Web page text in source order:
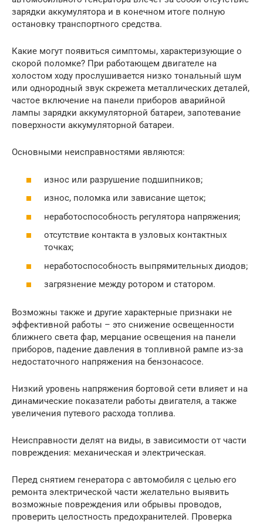
зарядки аккумулятора и в конечном итоге полную
остановку транспортного средства.
Какие могут появиться симптомы, характеризующие о
скорой поломке? При работающем двигателе на
холостом ходу прослушивается низко тональный шум
или однородный звук скрежета металлических деталей,
частое включение на панели приборов аварийной
лампы зарядки аккумуляторной батареи, запотевание
поверхности аккумуляторной батареи.
Основными неисправностями являются:
износ или разрушение подшипников;
износ, поломка или зависание щеток;
неработоспособность регулятора напряжения;
отсутствие контакта в узловых контактных
точках;
неработоспособность выпрямительных диодов;
загрязнение между ротором и статором.
Возможны также и другие характерные признаки не
эффективной работы – это снижение освещенности
ближнего света фар, мерцание освещения на панели
приборов, падение давления в топливной рампе из-за
недостаточного напряжения на бензонасосе.
Низкий уровень напряжения бортовой сети влияет и на
динамические показатели работы двигателя, а также
увеличения путевого расхода топлива.
Неисправности делят на виды, в зависимости от части
повреждения: механическая и электрическая.
Перед снятием генератора с автомобиля с целью его
ремонта электрической части желательно выявить
возможные повреждения или обрывы проводов,
проверить целостность предохранителей. Проверка